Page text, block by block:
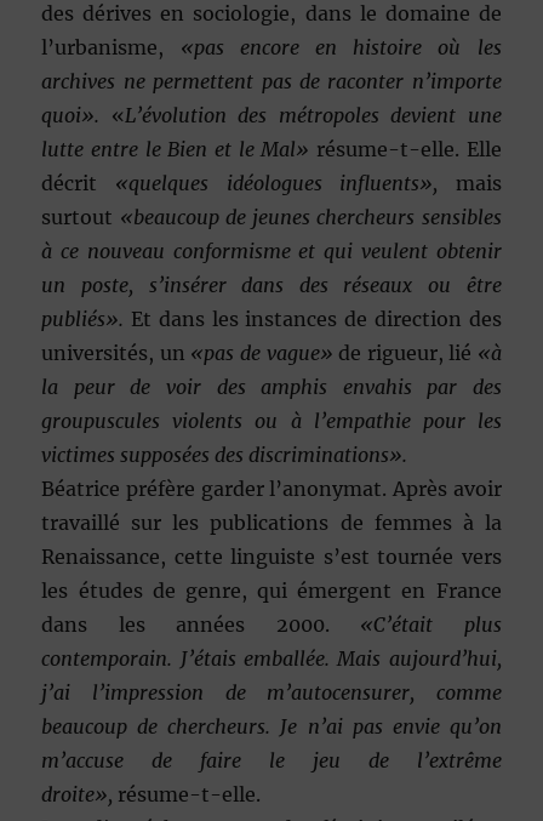
des dérives en sociologie, dans le domaine de
l’urbanisme, «pas encore en histoire où les
archives ne permettent pas de raconter n’importe
quoi». «L’évolution des métropoles devient une
lutte entre le Bien et le Mal» résume-t-elle. Elle
décrit «quelques idéologues influents», mais
surtout «beaucoup de jeunes chercheurs sensibles
à ce nouveau conformisme et qui veulent obtenir
un poste, s’insérer dans des réseaux ou être
publiés». Et dans les instances de direction des
universités, un «pas de vague» de rigueur, lié «à
la peur de voir des amphis envahis par des
groupuscules violents ou à l’empathie pour les
victimes supposées des discriminations».
Béatrice préfère garder l’anonymat. Après avoir
travaillé sur les publications de femmes à la
Renaissance, cette linguiste s’est tournée vers
les études de genre, qui émergent en France
dans les années 2000. «C’était plus
contemporain. J’étais emballée. Mais aujourd’hui,
j’ai l’impression de m’autocensurer, comme
beaucoup de chercheurs. Je n’ai pas envie qu’on
m’accuse de faire le jeu de l’extrême
droite», résume-t-elle.